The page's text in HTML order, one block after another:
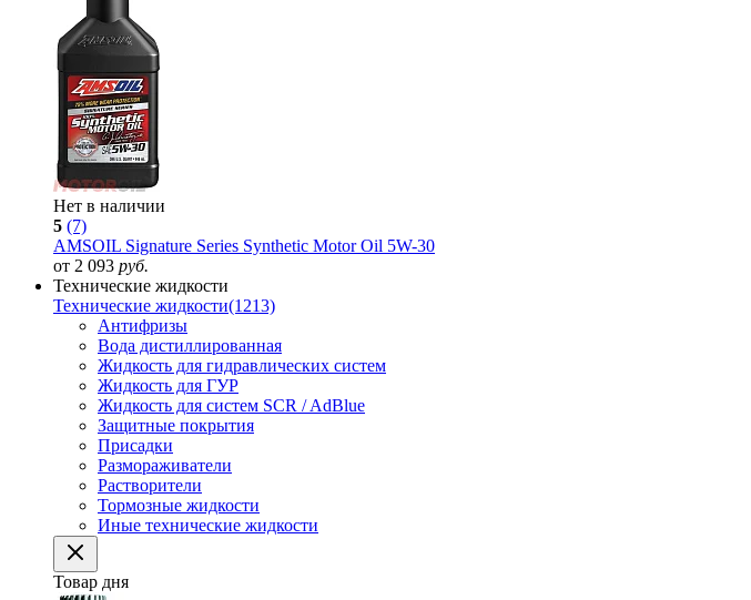
Нет в наличии
5 (7)
AMSOIL Signature Series Synthetic Motor Oil 5W-30
от 2 093 руб.
Технические жидкости
Технические жидкости(1213)
Антифризы
Вода дистиллированная
Жидкость для гидравлических систем
Жидкость для ГУР
Жидкость для систем SCR / AdBlue
Защитные покрытия
Присадки
Размораживатели
Растворители
Тормозные жидкости
Иные технические жидкости
Товар дня